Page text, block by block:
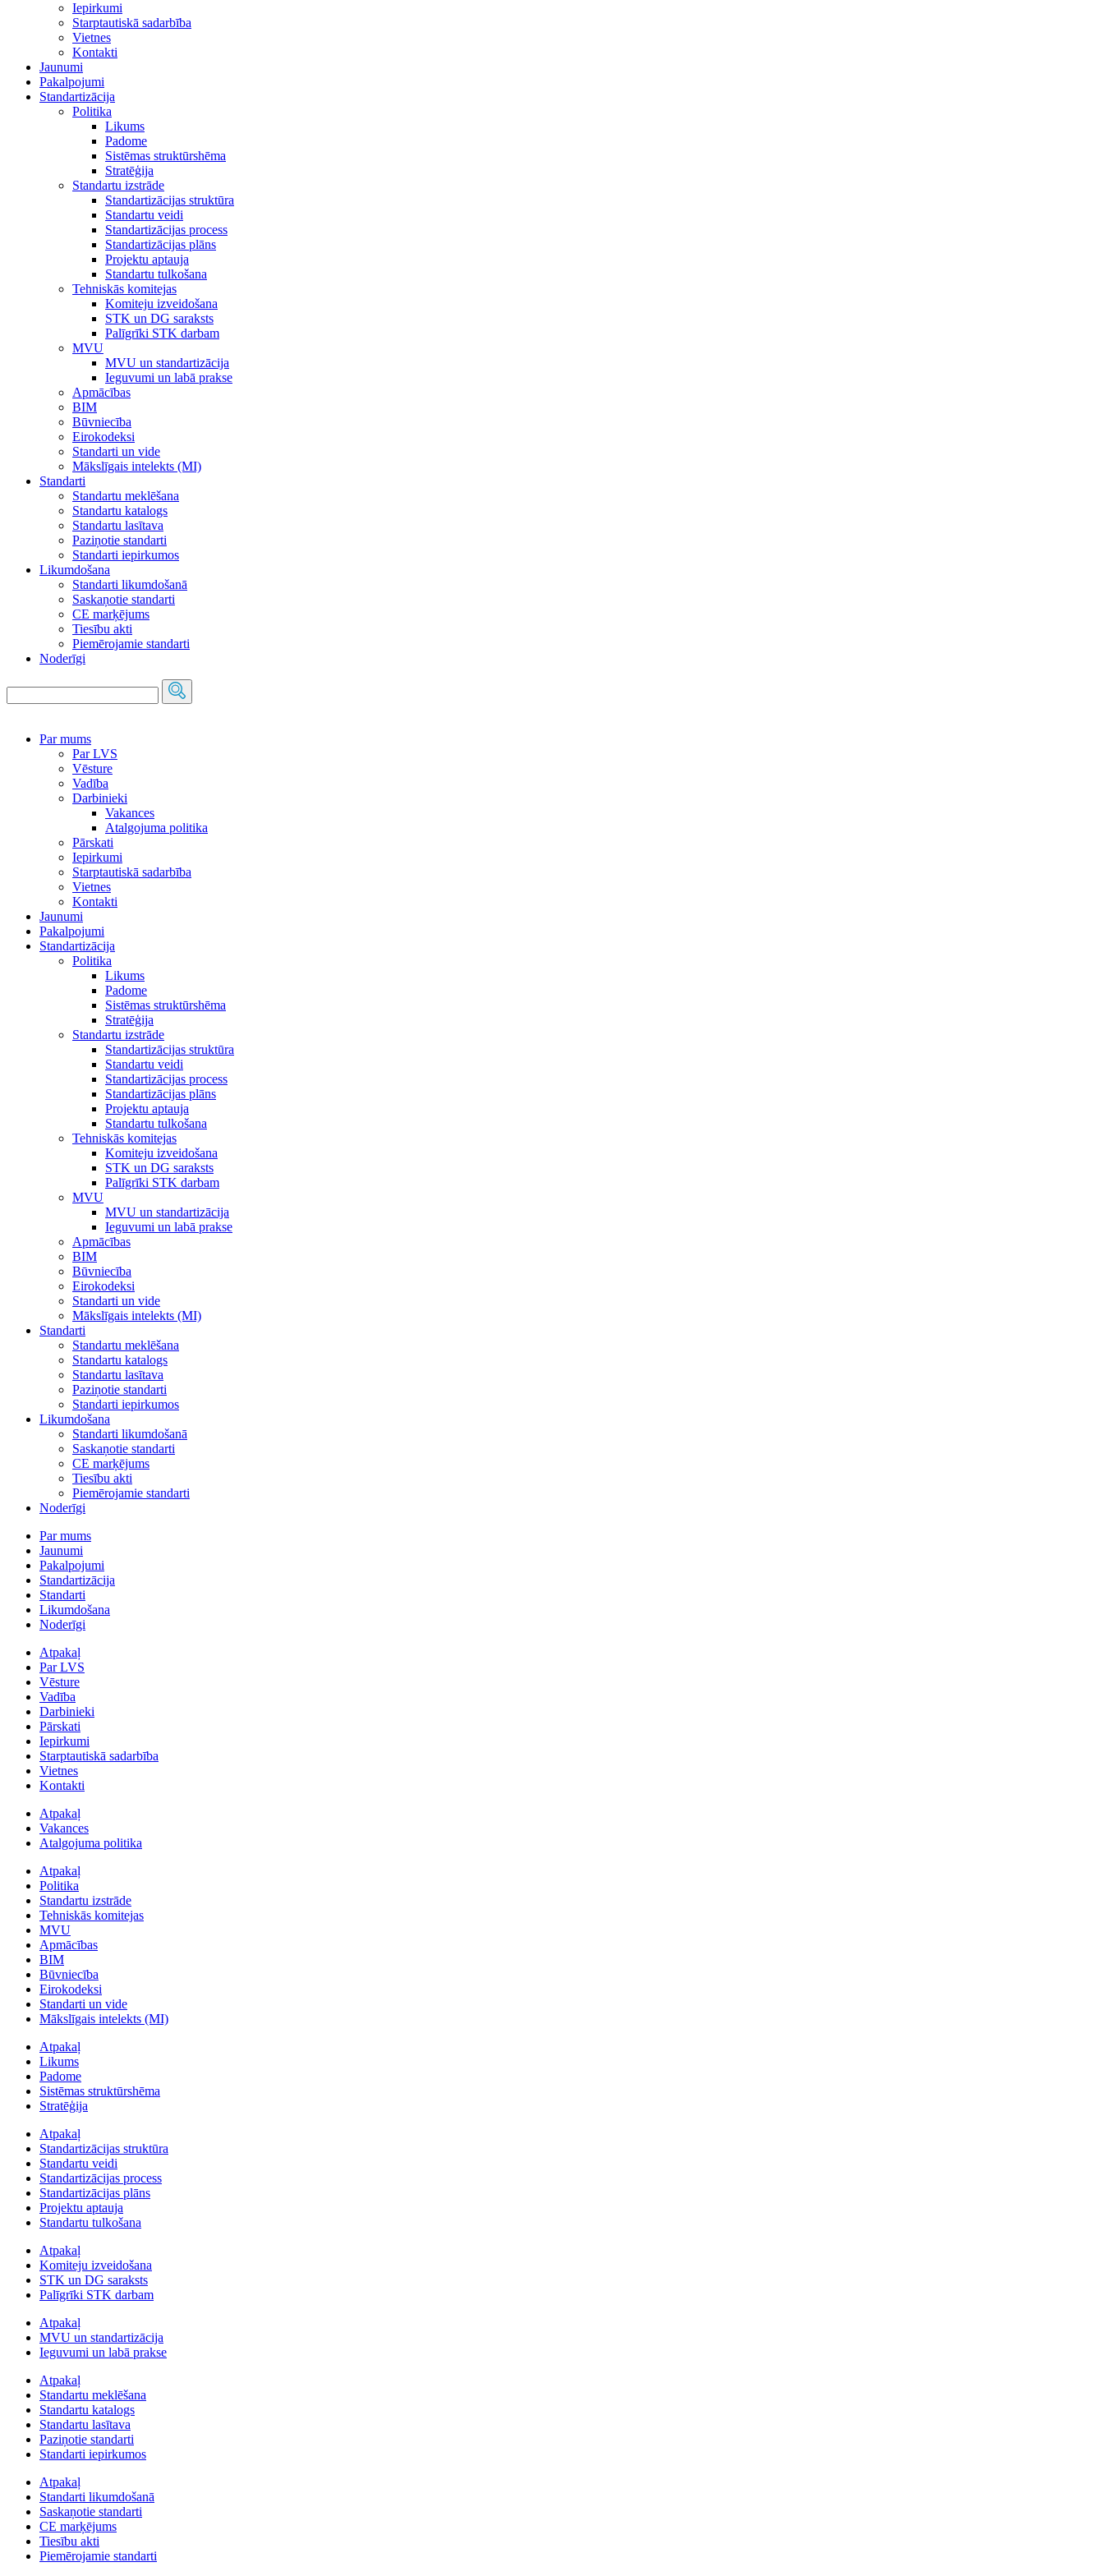
Iepirkumi
Starptautiskā sadarbība
Vietnes
Kontakti
Jaunumi
Pakalpojumi
Standartizācija
Politika
Likums
Padome
Sistēmas struktūrshēma
Stratēģija
Standartu izstrāde
Standartizācijas struktūra
Standartu veidi
Standartizācijas process
Standartizācijas plāns
Projektu aptauja
Standartu tulkošana
Tehniskās komitejas
Komiteju izveidošana
STK un DG saraksts
Palīgrīki STK darbam
MVU
MVU un standartizācija
Ieguvumi un labā prakse
Apmācības
BIM
Būvniecība
Eirokodeksi
Standarti un vide
Mākslīgais intelekts (MI)
Standarti
Standartu meklēšana
Standartu katalogs
Standartu lasītava
Paziņotie standarti
Standarti iepirkumos
Likumdošana
Standarti likumdošanā
Saskaņotie standarti
CE marķējums
Tiesību akti
Piemērojamie standarti
Noderīgi
Par mums
Par LVS
Vēsture
Vadība
Darbinieki
Vakances
Atalgojuma politika
Pārskati
Iepirkumi
Starptautiskā sadarbība
Vietnes
Kontakti
Jaunumi
Pakalpojumi
Standartizācija
Politika
Likums
Padome
Sistēmas struktūrshēma
Stratēģija
Standartu izstrāde
Standartizācijas struktūra
Standartu veidi
Standartizācijas process
Standartizācijas plāns
Projektu aptauja
Standartu tulkošana
Tehniskās komitejas
Komiteju izveidošana
STK un DG saraksts
Palīgrīki STK darbam
MVU
MVU un standartizācija
Ieguvumi un labā prakse
Apmācības
BIM
Būvniecība
Eirokodeksi
Standarti un vide
Mākslīgais intelekts (MI)
Standarti
Standartu meklēšana
Standartu katalogs
Standartu lasītava
Paziņotie standarti
Standarti iepirkumos
Likumdošana
Standarti likumdošanā
Saskaņotie standarti
CE marķējums
Tiesību akti
Piemērojamie standarti
Noderīgi
Par mums
Jaunumi
Pakalpojumi
Standartizācija
Standarti
Likumdošana
Noderīgi
Atpakaļ
Par LVS
Vēsture
Vadība
Darbinieki
Pārskati
Iepirkumi
Starptautiskā sadarbība
Vietnes
Kontakti
Atpakaļ
Vakances
Atalgojuma politika
Atpakaļ
Politika
Standartu izstrāde
Tehniskās komitejas
MVU
Apmācības
BIM
Būvniecība
Eirokodeksi
Standarti un vide
Mākslīgais intelekts (MI)
Atpakaļ
Likums
Padome
Sistēmas struktūrshēma
Stratēģija
Atpakaļ
Standartizācijas struktūra
Standartu veidi
Standartizācijas process
Standartizācijas plāns
Projektu aptauja
Standartu tulkošana
Atpakaļ
Komiteju izveidošana
STK un DG saraksts
Palīgrīki STK darbam
Atpakaļ
MVU un standartizācija
Ieguvumi un labā prakse
Atpakaļ
Standartu meklēšana
Standartu katalogs
Standartu lasītava
Paziņotie standarti
Standarti iepirkumos
Atpakaļ
Standarti likumdošanā
Saskaņotie standarti
CE marķējums
Tiesību akti
Piemērojamie standarti